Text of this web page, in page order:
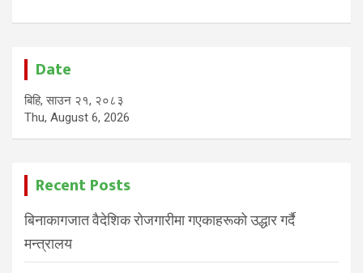
Date
बिहि, साउन २१, २०८३
Thu, August 6, 2026
Recent Posts
बिनाकागजात वैदेशिक रोजगारीमा गएकाहरूको उद्धार गर्दै
मन्त्रालय